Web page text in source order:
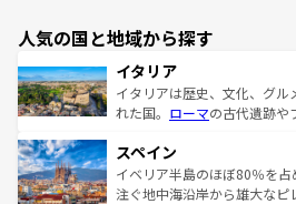
人気の国と地域から探す
イタリア
イタリアは歴史、文化、グ
れた国。 ローマの古代遺跡や
ろん、トスカーナの美しい田
景など、自然景観も見逃せ
ピザやパスタなど、絶品のイ
スペイン
イベリア半島のほぼ80％を
注ぐ地中海沿岸から雄大なピ